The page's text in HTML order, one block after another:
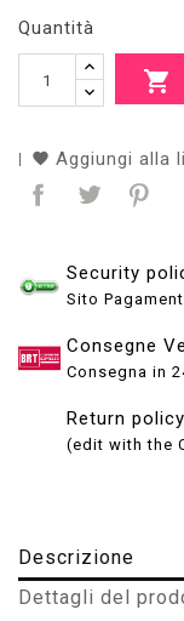
Quantità

Aggiungi alla
Security
Sito
Consegne
Consegna in
Return policy
(edit with the
Descrizione
Dettagli del